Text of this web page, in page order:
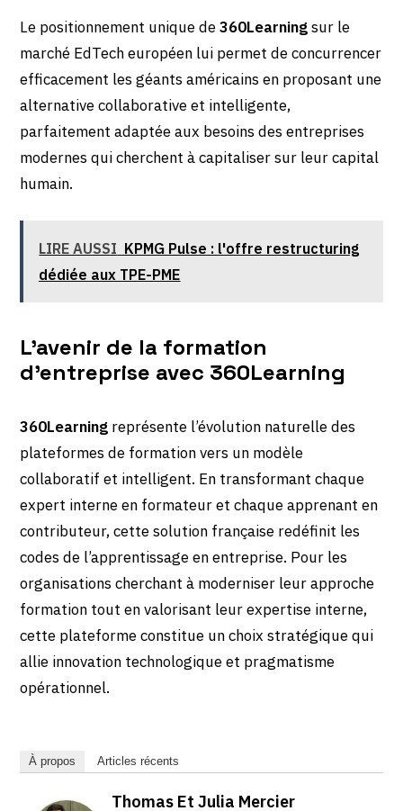
Le positionnement unique de360Learningsur le
marché EdTech européen lui permet de concurrencer
efficacement les géants américains en proposant une
alternative collaborative et intelligente,
parfaitement adaptée aux besoins des entreprises
modernes qui cherchent à capitaliser sur leur capital
humain.
LIRE AUSSI KPMG Pulse : l'offre restructuring
dédiée aux TPE-PME
L’avenir de la formation
d’entreprise avec 360Learning
360Learning représente l’évolution naturelle des
plateformes de formation vers un modèle
collaboratif et intelligent. En transformant chaque
expert interne en formateur et chaque apprenant en
contributeur, cette solution française redéfinit les
codes de l’apprentissage en entreprise. Pour les
organisations cherchant à moderniser leur approche
formation tout en valorisant leur expertise interne,
cette plateforme constitue un choix stratégique qui
allie innovation technologique et pragmatisme
opérationnel.
À propos Articles récents
Thomas Et Julia Mercier